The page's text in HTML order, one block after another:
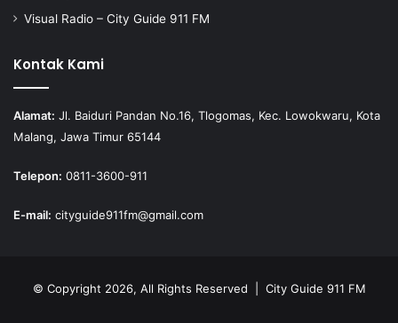
Visual Radio – City Guide 911 FM
Kontak Kami
Alamat: Jl. Baiduri Pandan No.16, Tlogomas, Kec. Lowokwaru, Kota
Malang, Jawa Timur 65144
Telepon: 0811-3600-911
E-mail: cityguide911fm@gmail.com
© Copyright 2026, All Rights Reserved | City Guide 911 FM